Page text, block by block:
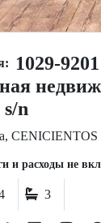
1029-9201
n
CENICIENTOS
и расходы не
3